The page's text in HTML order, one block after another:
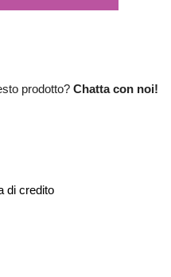
prodotto? Chatta con noi!
di credito